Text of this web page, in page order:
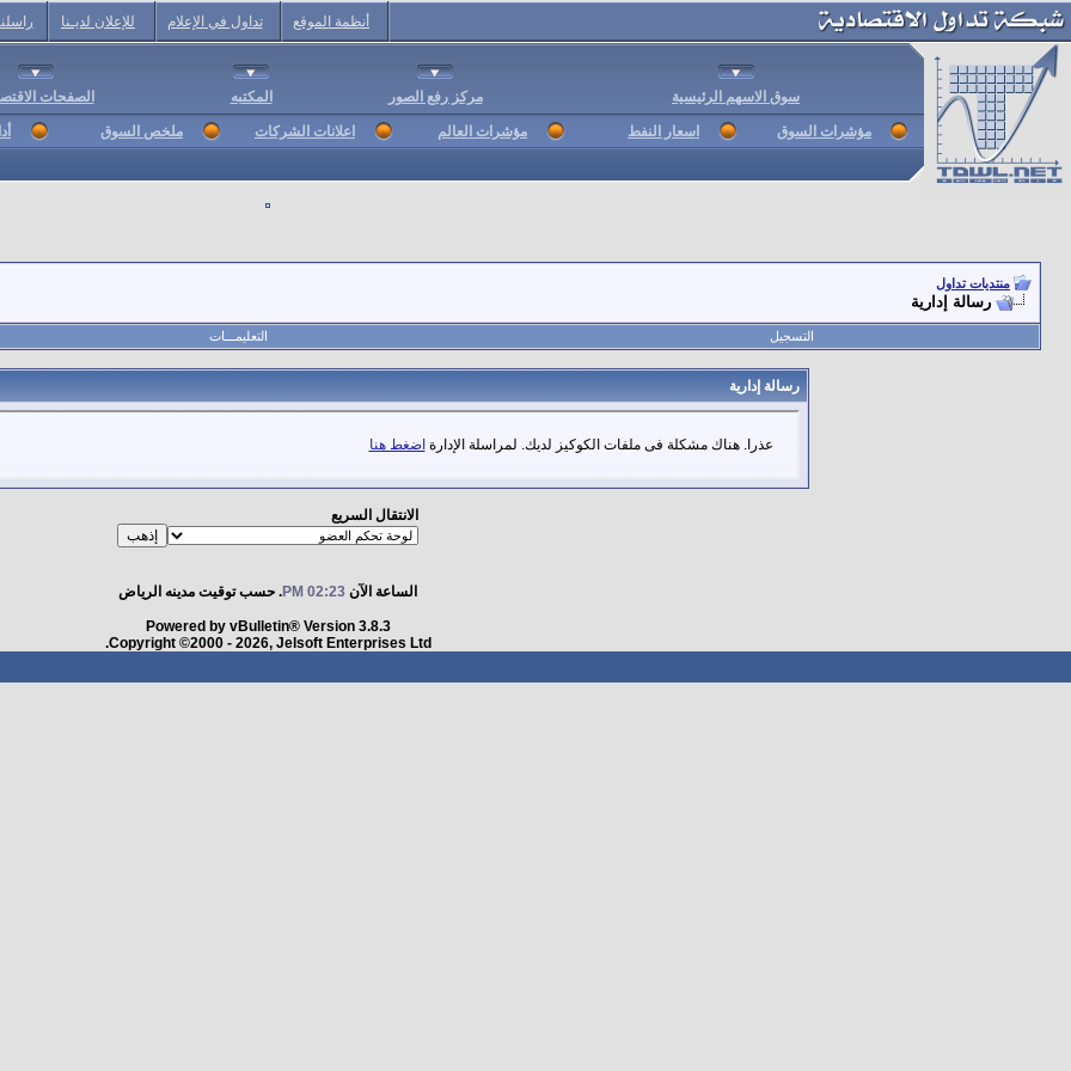
أنظمة الموقع تداول في الإعلام للإعلان لديـنا
سوق الاسهم الرئيسية مركز رفع الصور المكتبه الصفحات
مؤشرات السوق اسعار النفط مؤشرات العالم اعلانات الشركات ملخص السوق
منتديات تداول
رسالة إدارية
التسجيل التعليمـــات
رسالة إدارية
عذرا. هناك مشكلة فى ملفات الكوكيز لديك. لمراسلة الإدارة اضغط هنا
الانتقال السريع
الساعة الآن 02:23 PM . حسب توقيت مدينه الرياض
Powered by vBulletin® Version 3.8.3
Copyright ©2000 - 2026, Jelsoft Enterprises Ltd.